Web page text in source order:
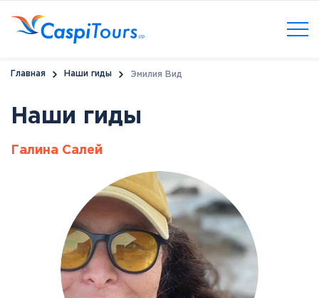
Главная Наши гиды Эмилия Вид
Наши гиды
Галина Салей